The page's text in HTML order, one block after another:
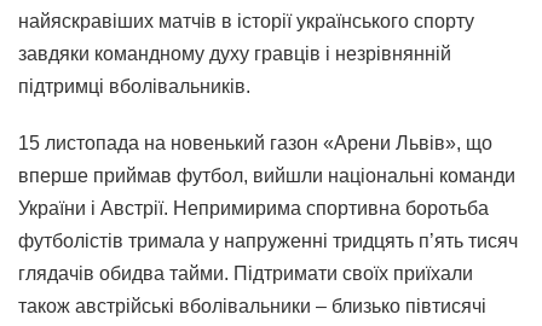
найяскравіших матчів в історії українського спорту
завдяки командному духу гравців і незрівнянній
підтримці вболівальників.
15 листопада на новенький газон «Арени Львів», що
вперше приймав футбол, вийшли національні команди
України і Австрії. Непримирима спортивна боротьба
футболістів тримала у напруженні тридцять п’ять тисяч
глядачів обидва тайми. Підтримати своїх приїхали
також австрійські вболівальники – близько півтисячі